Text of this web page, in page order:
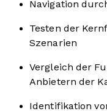
Navigation
Testen der
Szenarien
Vergleich der
Anbietern der
Identifikation